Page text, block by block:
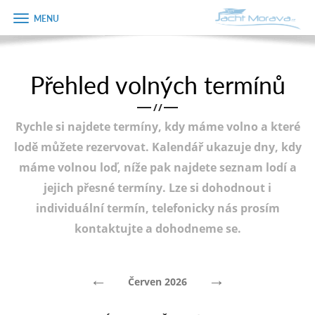
Úvodní strana
Plán plavby
Tipy na výlet
Fotogalerie
Zobrazit
menu
Přehled volných termínů
/ /
Rychle si najdete termíny, kdy máme volno a které
lodě můžete rezervovat. Kalendář ukazuje dny, kdy
máme volnou loď, níže pak najdete seznam lodí a
jejich přesné termíny. Lze si dohodnout i
individuální termín, telefonicky nás prosím
kontaktujte a dohodneme se.
← Červen 2026 →
Objednávka
dárkového
Jméno
Telefon
E-mail